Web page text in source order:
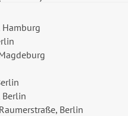
Hamburg
Berlin
Berlin